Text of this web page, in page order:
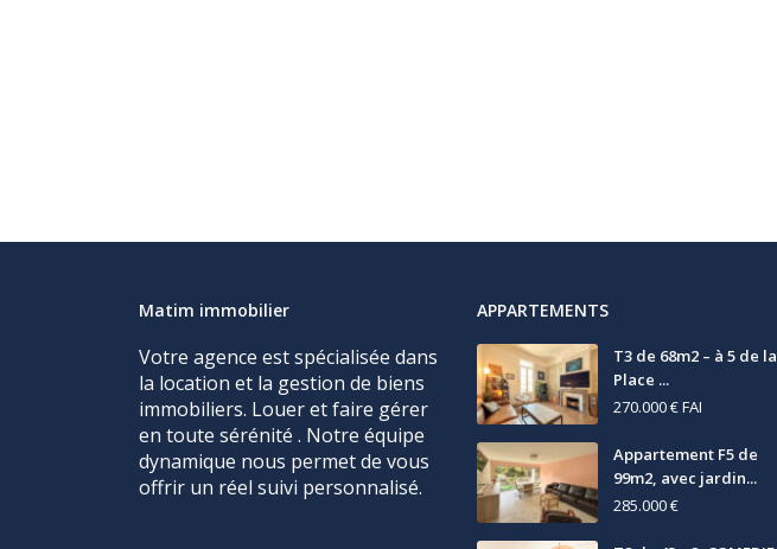
Matim immobilier
Votre agence est spécialisée dans
la location et la gestion de biens
immobiliers. Louer et faire gérer
en toute sérénité . Notre équipe
dynamique nous permet de vous
offrir un réel suivi personnalisé.
APPARTEMENTS
T3 de 68m2 – à 5 de la
Place ...
270.000 €FAI
Appartement F5 de
99m2, avec jardin...
285.000 €